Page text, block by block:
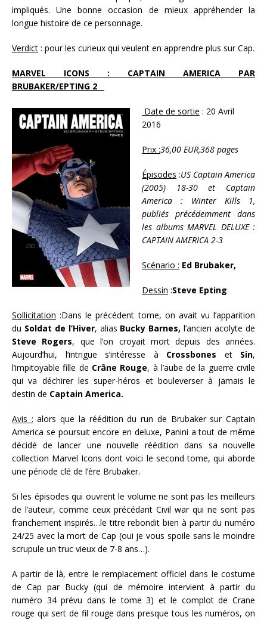
impliqués. Une bonne occasion de mieux appréhender la
longue histoire de ce personnage.
Verdict : pour les curieux qui veulent en apprendre plus sur Cap.
MARVEL ICONS : CAPTAIN AMERICA PAR
BRUBAKER/EPTING 2
Date de sortie : 20 Avril
2016
Prix :36,00 EUR,368 pages
Épisodes :US Captain America
(2005) 18-30 et Captain
America : Winter Kills 1,
publiés précédemment dans
les albums MARVEL DELUXE :
CAPTAIN AMERICA 2-3
Scénario : Ed Brubaker,
Dessin :Steve Epting
Sollicitation :Dans le précédent tome, on avait vu l’apparition
du Soldat de l’Hiver, alias Bucky Barnes, l’ancien acolyte de
Steve Rogers, que l’on croyait mort depuis des années.
Aujourd’hui, l’intrigue s’intéresse à Crossbones et Sin,
l’impitoyable fille de Crâne Rouge, à l’aube de la guerre civile
qui va déchirer les super-héros et bouleverser à jamais le
destin de Captain America.
Avis : alors que la réédition du run de Brubaker sur Captain
America se poursuit encore en deluxe, Panini a tout de même
décidé de lancer une nouvelle réédition dans sa nouvelle
collection Marvel Icons dont voici le second tome, qui aborde
une période clé de l’ère Brubaker.
Si les épisodes qui ouvrent le volume ne sont pas les meilleurs
de l’auteur, comme ceux précédant Civil war qui ne sont pas
franchement inspirés…le titre rebondit bien à partir du numéro
24/25 avec la mort de Cap (oui je vous spoile sans le moindre
scrupule un truc vieux de 7-8 ans…).
A partir de là, entre le remplacement officiel dans le costume
de Cap par Bucky (qui de mémoire intervient à partir du
numéro 34 prévu dans le tome 3) et le complot de Crane
rouge qui sert de fil rouge dans presque tous les numéros, on